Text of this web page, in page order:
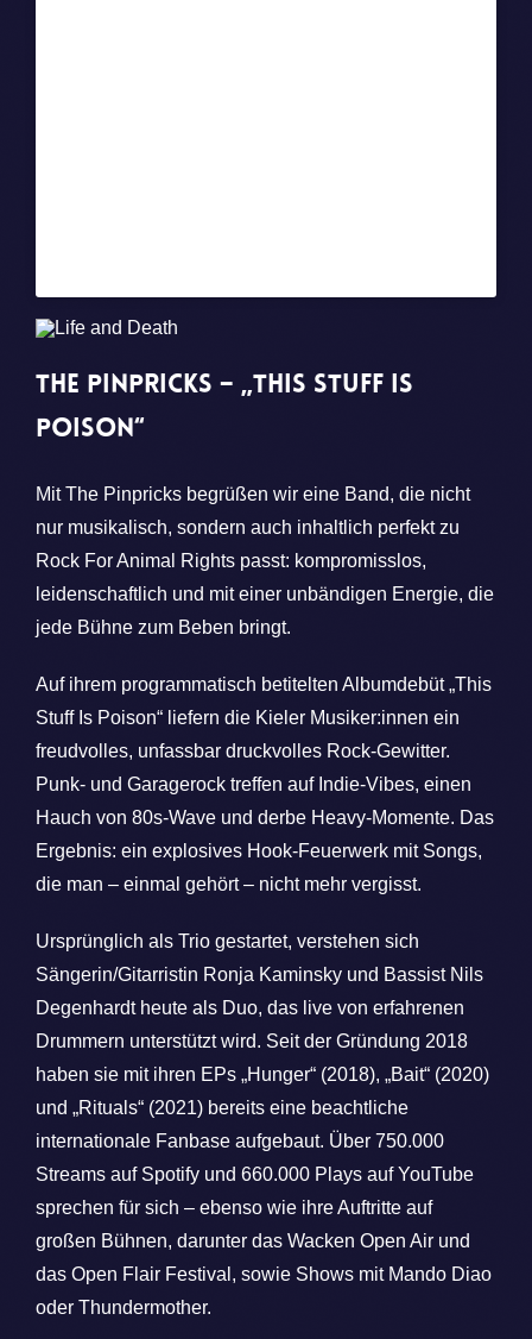
The Pinpricks – „This Stuff Is
Poison“
Mit The Pinpricks begrüßen wir eine Band, die nicht
nur musikalisch, sondern auch inhaltlich perfekt zu
Rock For Animal Rights passt: kompromisslos,
leidenschaftlich und mit einer unbändigen Energie, die
jede Bühne zum Beben bringt.
Auf ihrem programmatisch betitelten Albumdebüt „This
Stuff Is Poison“ liefern die Kieler Musiker:innen ein
freudvolles, unfassbar druckvolles Rock-Gewitter.
Punk- und Garagerock treffen auf Indie-Vibes, einen
Hauch von 80s-Wave und derbe Heavy-Momente. Das
Ergebnis: ein explosives Hook-Feuerwerk mit Songs,
die man – einmal gehört – nicht mehr vergisst.
Ursprünglich als Trio gestartet, verstehen sich
Sängerin/Gitarristin Ronja Kaminsky und Bassist Nils
Degenhardt heute als Duo, das live von erfahrenen
Drummern unterstützt wird. Seit der Gründung 2018
haben sie mit ihren EPs „Hunger“ (2018), „Bait“ (2020)
und „Rituals“ (2021) bereits eine beachtliche
internationale Fanbase aufgebaut. Über 750.000
Streams auf Spotify und 660.000 Plays auf YouTube
sprechen für sich – ebenso wie ihre Auftritte auf
großen Bühnen, darunter das Wacken Open Air und
das Open Flair Festival, sowie Shows mit Mando Diao
oder Thundermother.